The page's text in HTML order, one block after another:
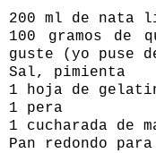
200 ml de nata
100 gramos de
guste (yo puse
Sal, pimienta
1 hoja de
1 pera
1 cucharada de
Pan redondo